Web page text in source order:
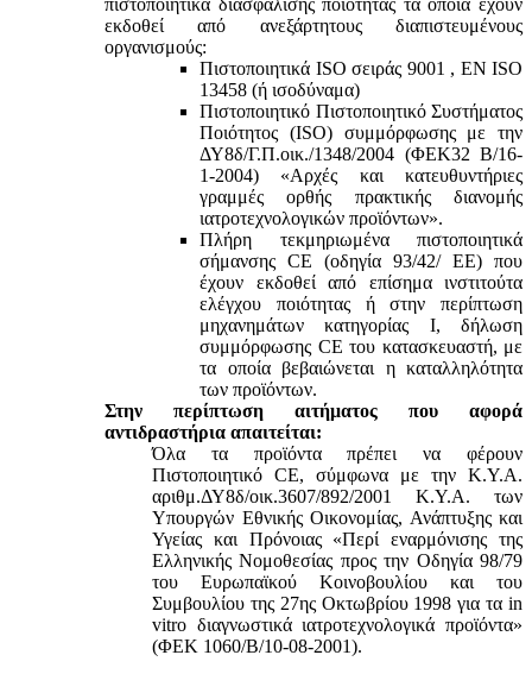
εκδοθεί από ανεξάρτητους διαπιστευμένους
οργανισμούς:
Πιστοποιητικά ISO σειράς 9001 , ΕΝ ISO
13458 (ή ισοδύναμα)
Πιστοποιητικό Πιστοποιητικό Συστήματος
Ποιότητος (ISO) συμμόρφωσης με την
ΔΥ8δ/Γ.Π.οικ./1348/2004 (ΦΕΚ32 Β/16-
1-2004) «Αρχές και κατευθυντήριες
γραμμές ορθής πρακτικής διανομής
ιατροτεχνολογικών προϊόντων».
Πλήρη τεκμηριωμένα πιστοποιητικά
σήμανσης CE (οδηγία 93/42/ ΕΕ) που
έχουν εκδοθεί από επίσημα ινστιτούτα
ελέγχου ποιότητας ή στην περίπτωση
μηχανημάτων κατηγορίας Ι, δήλωση
συμμόρφωσης CE του κατασκευαστή, με
τα οποία βεβαιώνεται η καταλληλότητα
των προϊόντων.
Στην περίπτωση αιτήματος που αφορά
αντιδραστήρια απαιτείται:
Όλα τα προϊόντα πρέπει να φέρουν
Πιστοποιητικό CE, σύμφωνα με την Κ.Υ.Α.
αριθμ.ΔΥ8δ/οικ.3607/892/2001 Κ.Υ.Α. των
Υπουργών Εθνικής Οικονομίας, Ανάπτυξης και
Υγείας και Πρόνοιας «Περί εναρμόνισης της
Ελληνικής Νομοθεσίας προς την Οδηγία 98/79
του Ευρωπαϊκού Κοινοβουλίου και του
Συμβουλίου της 27ης Οκτωβρίου 1998 για τα in
vitro διαγνωστικά ιατροτεχνολογικά προϊόντα»
(ΦΕΚ 1060/Β/10-08-2001).